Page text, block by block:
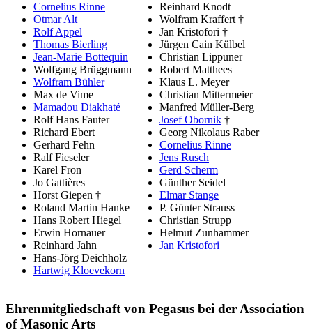
Cornelius Rinne
Otmar Alt
Rolf Appel
Thomas Bierling
Jean-Marie Bottequin
Wolfgang Brüggmann
Wolfram Bühler
Max de Vime
Mamadou Diakhaté
Rolf Hans Fauter
Richard Ebert
Gerhard Fehn
Ralf Fieseler
Karel Fron
Jo Gattières
Horst Giepen †
Roland Martin Hanke
Hans Robert Hiegel
Erwin Hornauer
Reinhard Jahn
Hans-Jörg Deichholz
Hartwig Kloevekorn
Reinhard Knodt
Wolfram Kraffert †
Jan Kristofori †
Jürgen Cain Külbel
Christian Lippuner
Robert Matthees
Klaus L. Meyer
Christian Mittermeier
Manfred Müller-Berg
Josef Obornik †
Georg Nikolaus Raber
Cornelius Rinne
Jens Rusch
Gerd Scherm
Günther Seidel
Elmar Stange
P. Günter Strauss
Christian Strupp
Helmut Zunhammer
Jan Kristofori
Ehrenmitgliedschaft von Pegasus bei der Association
of Masonic Arts